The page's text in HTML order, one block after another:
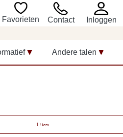
Favorieten Contact Inloggen
Andere talen
1 item.